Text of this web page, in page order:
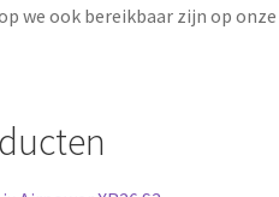
we ook bereikbaar zijn op onze